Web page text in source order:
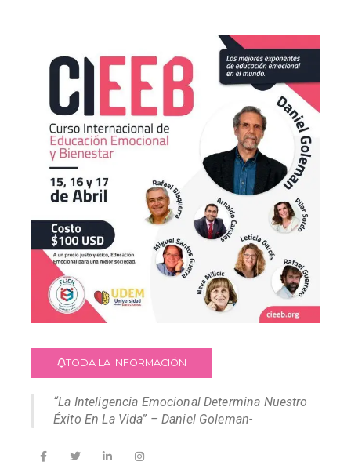
TODA LA INFORMACIÓN
“La Inteligencia Emocional Determina Nuestro
Éxito En La Vida” – Daniel Goleman-